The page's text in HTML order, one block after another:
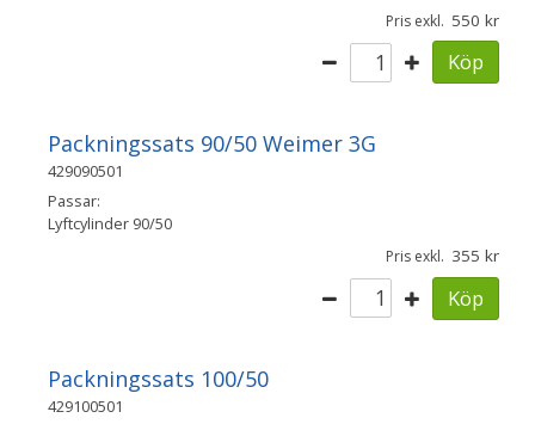
Pris exkl. 550
Köp
Packningssats 90/50 Weimer 3G
429090501
Passar:
Lyftcylinder 90/50
Pris exkl. 355
Köp
Packningssats 100/50
429100501